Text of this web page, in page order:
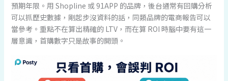
預期年限。用 Shopline 或 91APP 的品牌，後台通常有回購分析
可以抓歷史數據，剛起步沒資料的話，同類品牌的電商報告可以
當參考。重點不在算出精確的 LTV，而在算 ROI 時腦中要有這一
層意識，首購數字只是故事的開頭。